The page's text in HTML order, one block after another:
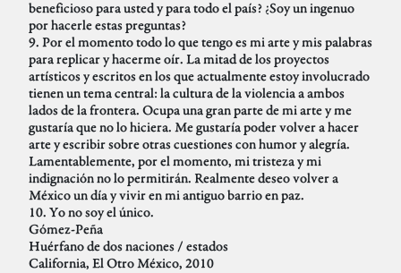
beneficioso para usted y para todo el país? ¿Soy un ingenuo
por hacerle estas preguntas?
9. Por el momento todo lo que tengo es mi arte y mis palabras
para replicar y hacerme oír. La mitad de los proyectos
artísticos y escritos en los que actualmente estoy involucrado
tienen un tema central: la cultura de la violencia a ambos
lados de la frontera. Ocupa una gran parte de mi arte y me
gustaría que no lo hiciera. Me gustaría poder volver a hacer
arte y escribir sobre otras cuestiones con humor y alegría.
Lamentablemente, por el momento, mi tristeza y mi
indignación no lo permitirán. Realmente deseo volver a
México un día y vivir en mi antiguo barrio en paz.
10. Yo no soy el único.
Gómez-Peña
Huérfano de dos naciones / estados
California, El Otro México, 2010